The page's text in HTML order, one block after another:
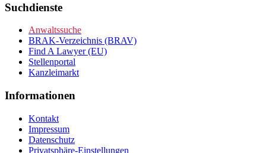
Suchdienste
Anwaltssuche
BRAK-Verzeichnis (BRAV)
Find A Lawyer (EU)
Stellenportal
Kanzleimarkt
Informationen
Kontakt
Impressum
Datenschutz
Privatsphäre-Einstellungen